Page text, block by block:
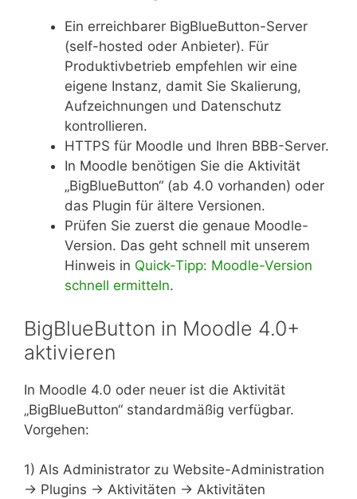
Ein erreichbarer BigBlueButton-Server
(self-hosted oder Anbieter). Für
Produktivbetrieb empfehlen wir eine
eigene Instanz, damit Sie Skalierung,
Aufzeichnungen und Datenschutz
kontrollieren.
HTTPS für Moodle und Ihren BBB-Server.
In Moodle benötigen Sie die Aktivität
„BigBlueButton“ (ab 4.0 vorhanden) oder
das Plugin für ältere Versionen.
Prüfen Sie zuerst die genaue Moodle-
Version. Das geht schnell mit unserem
Hinweis in Quick-Tipp: Moodle-Version
schnell ermitteln.
BigBlueButton in Moodle 4.0+
aktivieren
In Moodle 4.0 oder neuer ist die Aktivität
„BigBlueButton“ standardmäßig verfügbar.
Vorgehen:
1) Als Administrator zu Website-Administration
→ Plugins → Aktivitäten → Aktivitäten